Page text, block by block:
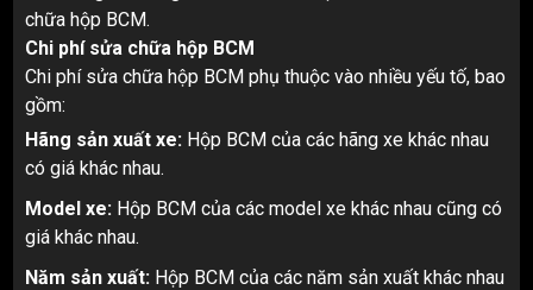
chữa hộp BCM.
Chi phí sửa chữa hộp BCM
Chi phí sửa chữa hộp BCM phụ thuộc vào nhiều yếu tố, bao
gồm:
Hãng sản xuất xe: Hộp BCM của các hãng xe khác nhau
có giá khác nhau.
Model xe: Hộp BCM của các model xe khác nhau cũng có
giá khác nhau.
Năm sản xuất: Hộp BCM của các năm sản xuất khác nhau